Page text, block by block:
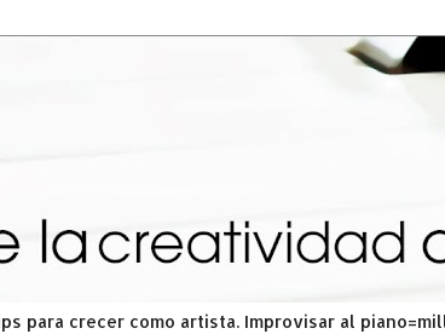
para crecer como artista. Improvisar al